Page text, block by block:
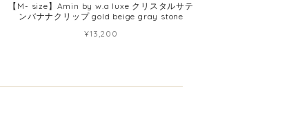
【M- size】Amin by w.a luxe クリスタルサテ
ンバナナクリップ gold beige gray stone
¥13,200